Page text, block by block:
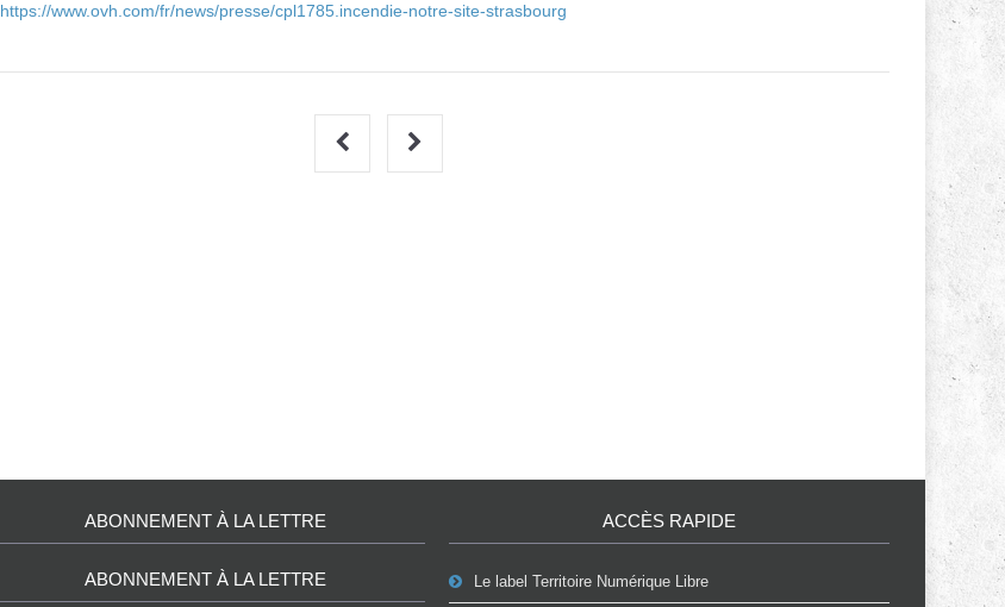
https://www.ovh.com/fr/news/presse/cpl1785.incendie-notre-site-strasbourg
ABONNEMENT À LA LETTRE
ABONNEMENT À LA LETTRE
ACCÈS RAPIDE
Le label Territoire Numérique Libre